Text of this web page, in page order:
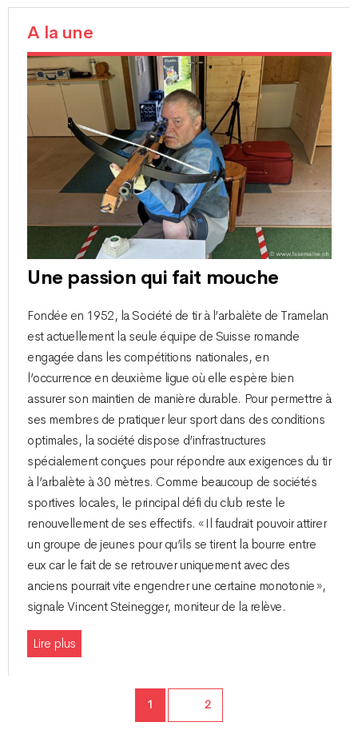
A la une
Une passion qui fait mouche
Fondée en 1952, la Société de tir à l’arbalète de Tramelan
est actuellement la seule équipe de Suisse romande
engagée dans les compétitions nationales, en
l’occurrence en deuxième ligue où elle espère bien
assurer son maintien de manière durable. Pour permettre à
ses membres de pratiquer leur sport dans des conditions
optimales, la société dispose d’infrastructures
spécialement conçues pour répondre aux exigences du tir
à l’arbalète à 30 mètres. Comme beaucoup de sociétés
sportives locales, le principal défi du club reste le
renouvellement de ses effectifs. « Il faudrait pouvoir attirer
un groupe de jeunes pour qu’ils se tirent la bourre entre
eux car le fait de se retrouver uniquement avec des
anciens pourrait vite engendrer une certaine monotonie »,
signale Vincent Steinegger, moniteur de la relève.
Lire plus
Page
1 Page2